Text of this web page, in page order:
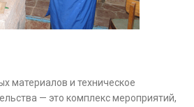
материалов и техническое
— это комплекс мероприятий,